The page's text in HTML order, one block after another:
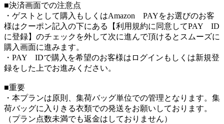
■決済画面での注意点
・ゲストとして購入もしくはAmazon PAYをお選びのお客
様はクーポン記入の下にある【利用規約に同意してPAY ID
に登録】のチェックを外して次に進んで頂けるとスムーズに
購入画面に進みます。
・PAY IDで購入を希望のお客様はログインもしくは新規登
録をした上でお進みください。
■重要
・本プランは原則、集荷バッグ単位での管理となります。集
荷バッグに入りきる衣類での発送をお願いしております。
（プラン点数未満でも返金はしておりません）